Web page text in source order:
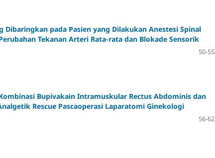
pada Pasien yang Dilakukan Anestesi Spinal
Tekanan Arteri Rata-rata dan Blokade Sensorik
50-55
Bupivakain Intramuskular Rectus Abdominis dan
Rescue Pascaoperasi Laparatomi Ginekologi
56-62